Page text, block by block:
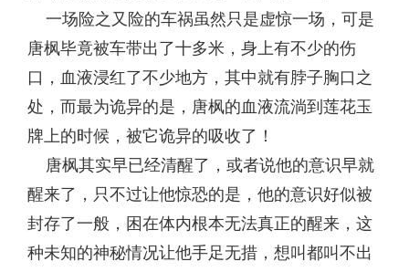
一场险之又险的车祸虽然只是虚惊一场，可是
唐枫毕竟被车带出了十多米，身上有不少的伤
口，血液浸红了不少地方，其中就有脖子胸口之
处，而最为诡异的是，唐枫的血液流淌到莲花玉
牌上的时候，被它诡异的吸收了！
唐枫其实早已经清醒了，或者说他的意识早就
醒来了，只不过让他惊恐的是，他的意识好似被
封存了一般，困在体内根本无法真正的醒来，这
种未知的神秘情况让他手足无措，想叫都叫不出